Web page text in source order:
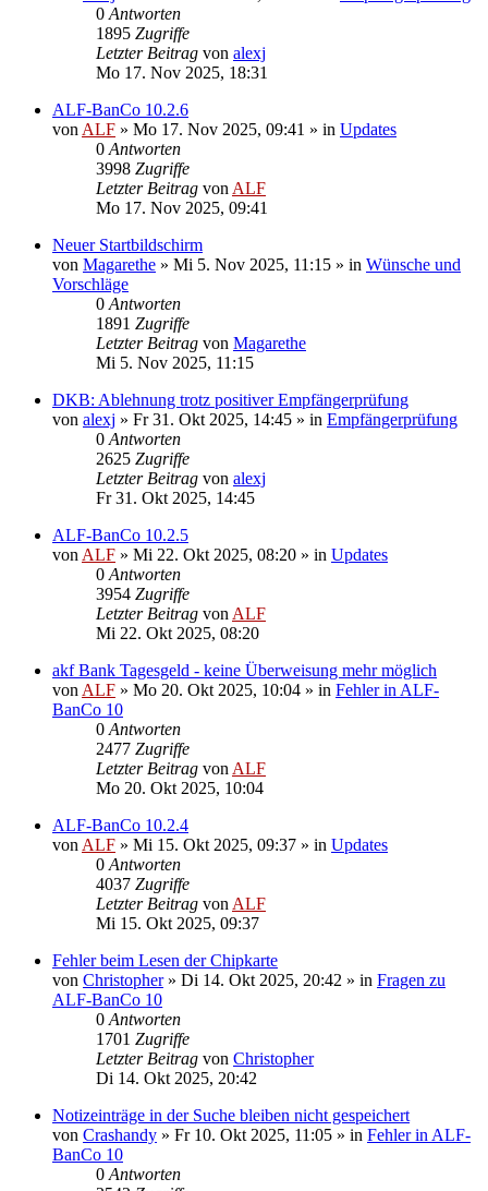
0 Antworten
1895 Zugriffe
Letzter Beitrag von alexj
Mo 17. Nov 2025, 18:31
ALF-BanCo 10.2.6
von ALF » Mo 17. Nov 2025, 09:41 » in Updates
0 Antworten
3998 Zugriffe
Letzter Beitrag von ALF
Mo 17. Nov 2025, 09:41
Neuer Startbildschirm
von Magarethe » Mi 5. Nov 2025, 11:15 » in Wünsche und
Vorschläge
0 Antworten
1891 Zugriffe
Letzter Beitrag von Magarethe
Mi 5. Nov 2025, 11:15
DKB: Ablehnung trotz positiver Empfängerprüfung
von alexj » Fr 31. Okt 2025, 14:45 » in Empfängerprüfung
0 Antworten
2625 Zugriffe
Letzter Beitrag von alexj
Fr 31. Okt 2025, 14:45
ALF-BanCo 10.2.5
von ALF » Mi 22. Okt 2025, 08:20 » in Updates
0 Antworten
3954 Zugriffe
Letzter Beitrag von ALF
Mi 22. Okt 2025, 08:20
akf Bank Tagesgeld - keine Überweisung mehr möglich
von ALF » Mo 20. Okt 2025, 10:04 » in Fehler in ALF-
BanCo 10
0 Antworten
2477 Zugriffe
Letzter Beitrag von ALF
Mo 20. Okt 2025, 10:04
ALF-BanCo 10.2.4
von ALF » Mi 15. Okt 2025, 09:37 » in Updates
0 Antworten
4037 Zugriffe
Letzter Beitrag von ALF
Mi 15. Okt 2025, 09:37
Fehler beim Lesen der Chipkarte
von Christopher» Di 14. Okt 2025, 20:42 » in Fragen zu
ALF-BanCo 10
0 Antworten
1701 Zugriffe
Letzter Beitrag von Christopher
Di 14. Okt 2025, 20:42
Notizeinträge in der Suche bleiben nicht gespeichert
von Crashandy » Fr 10. Okt 2025, 11:05 » in Fehler in ALF-
BanCo 10
0 Antworten